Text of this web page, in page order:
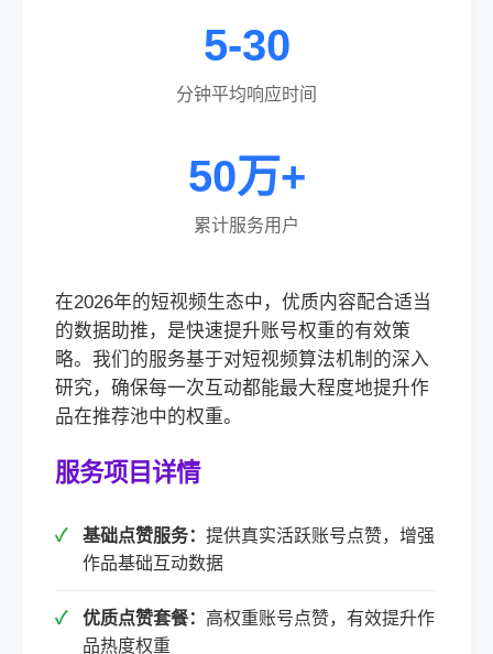
5-30
分钟平均响应时间
50万+
累计服务用户
在2026年的短视频生态中，优质内容配合适当
的数据助推，是快速提升账号权重的有效策
略。我们的服务基于对短视频算法机制的深入
研究，确保每一次互动都能最大程度地提升作
品在推荐池中的权重。
服务项目详情
基础点赞服务： 提供真实活跃账号点赞，增强
作品基础互动数据
优质点赞套餐： 高权重账号点赞，有效提升作
品热度权重